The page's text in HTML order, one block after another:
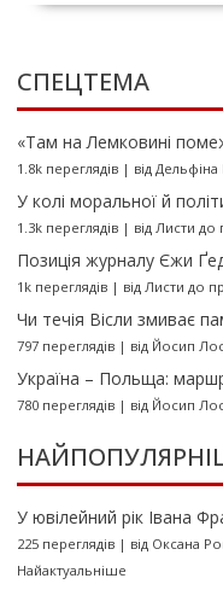
СПЕЦТЕМА
«Там на Лемковині
1.8k переглядів| від Дельфіна
У колі моральної й
1.3k переглядів| від Листи до
Позиція журналу Єжи
1k переглядів| від Листи до
Чи течія Вісли змиває
797 переглядів| від Йосип
Україна – Польща:
780 переглядів| від Йосип
У ювілейний рік Івана
225 переглядів| від Оксана
Найактуальніше